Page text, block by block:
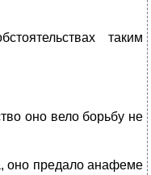
таким
оно вело борьбу не
оно предало анафеме